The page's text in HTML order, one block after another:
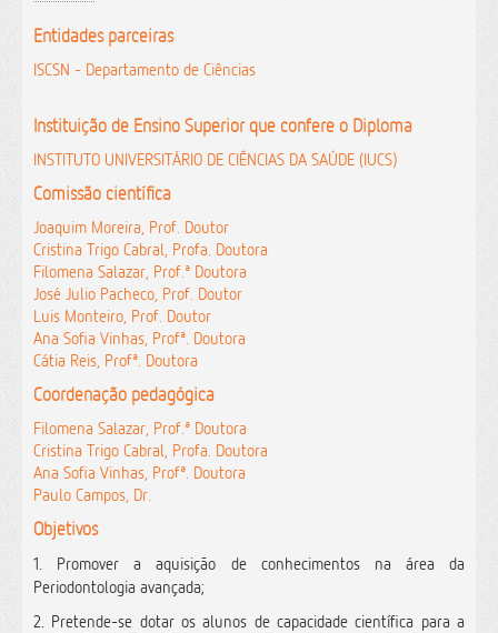
Entidades parceiras
ISCSN - Departamento de Ciências
Instituição de Ensino Superior que confere o Diploma
INSTITUTO UNIVERSITÁRIO DE CIÊNCIAS DA SAÚDE (IUCS)
Comissão científica
Joaquim Moreira, Prof. Doutor
Cristina Trigo Cabral, Profa. Doutora
Filomena Salazar, Prof.ª Doutora
José Julio Pacheco, Prof. Doutor
Luis Monteiro, Prof. Doutor
Ana Sofia Vinhas, Profª. Doutora
Cátia Reis, Profª. Doutora
Coordenação pedagógica
Filomena Salazar, Prof.ª Doutora
Cristina Trigo Cabral, Profa. Doutora
Ana Sofia Vinhas, Profª. Doutora
Paulo Campos, Dr.
Objetivos
1. Promover a aquisição de conhecimentos na área da
Periodontologia avançada;
2. Pretende-se dotar os alunos de capacidade científica para a